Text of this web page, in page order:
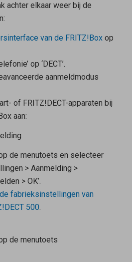
achter elkaar weer bij de
van de FRITZ!Boxop
op ‘DECT’.
aanmeldmodus
of FRITZ!DECT-apparaten bij
aan:
de menutoets en selecteer
> Aanmelding >
> OK’.
fabrieksinstellingen van
500.
de menutoets